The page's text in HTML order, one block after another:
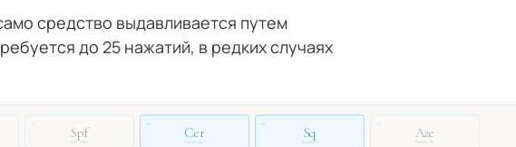
средство выдавливается путем
до 25 нажатий, в редких случаях
Spf
SPF Filter
33
Cer
Ceramides
46
Sq
Squalane
Aze
Azelaic Ac.